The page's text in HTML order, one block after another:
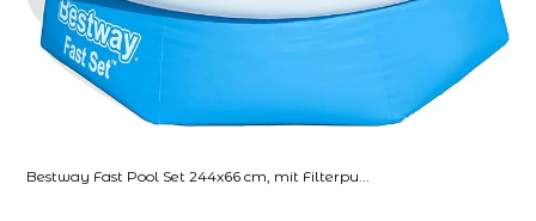
Bestway Fast Pool Set 244x66 cm, mit Filterpu...